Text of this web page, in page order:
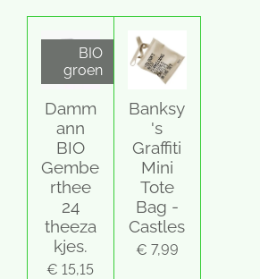
BIO
groen
Damm
ann
BIO
Gembe
rthee
24
theeza
kjes.
€ 15,15
Banksy
's
Graffiti
Mini
Tote
Bag -
Castles
€ 7,99